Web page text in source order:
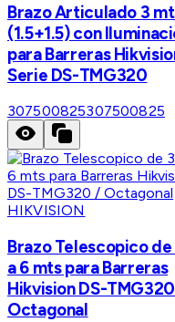
Brazo Articulado 3
(1.5+1.5) con
para Barreras
Serie DS-TMG320
307500825307500825
HIKVISION
Brazo Telescopico de
a 6 mts para Barreras
Hikvision DS-
Octagonal